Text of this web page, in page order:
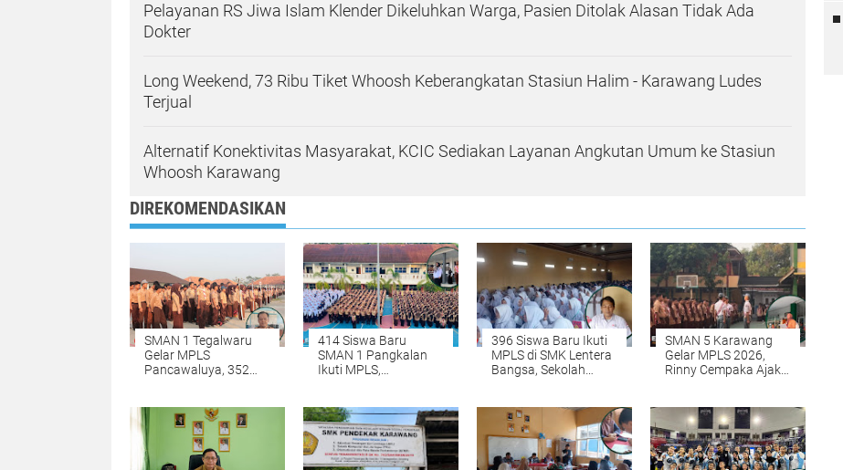
Pelayanan RS Jiwa Islam Klender Dikeluhkan Warga, Pasien Ditolak Alasan Tidak Ada
Dokter
Long Weekend, 73 Ribu Tiket Whoosh Keberangkatan Stasiun Halim - Karawang Ludes
Terjual
Alternatif Konektivitas Masyarakat, KCIC Sediakan Layanan Angkutan Umum ke Stasiun
Whoosh Karawang
DIREKOMENDASIKAN
SMAN 1 Tegalwaru
Gelar MPLS
Pancawaluya, 352
414 Siswa Baru
SMAN 1 Pangkalan
Ikuti MPLS,
Utama
396 Siswa Baru Ikuti
MPLS di SMK Lentera
Bangsa, Sekolah
SMAN 5 Karawang
Gelar MPLS 2026,
Rinny Cempaka Ajak
Pancawaluya